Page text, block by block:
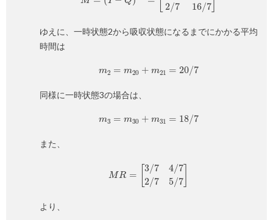
ゆえに、一時状態2から吸収状態になるまでにかかる平均
時間は
m m + m21 20/7
同様に一時状態3の場合は、
m m + m31 18 /7
また、
74 /7 7 5/7
より、